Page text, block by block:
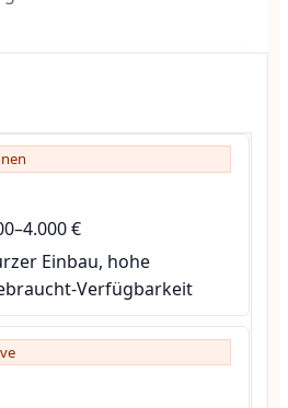
€
Einbau, hohe
Verfügbarkeit